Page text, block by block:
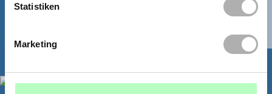
Statistiken
Marketing